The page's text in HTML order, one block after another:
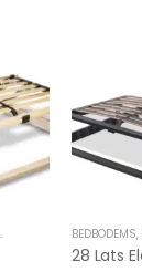
BEDBODEMS,